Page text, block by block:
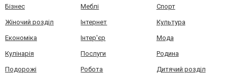
Бізнес Меблі Спорт
Жіночий розділ Інтернет Культура
Економіка Інтер'єр Мода
Кулінарія Послуги Родина
Подорожі Робота Дитячий розділ